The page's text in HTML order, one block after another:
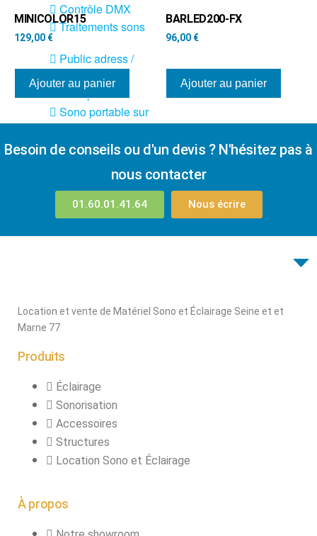
Contrôle DMX
Traitements sons
Public adress /
ligne 100V
Microphone
Sono portable sur
Espace DJ
Accessoires
Câbles et
X
MINICOLOR15
129,00 €
Ajouter au panier
BARLED200-FX
96,00 €
Ajouter au panier
Besoin de conseils ou d'un devis ? N'hésitez pas à
nous contacter
01.60.01.41.64 Nous écrire
Location et vente de Matériel Sono et Éclairage Seine et et
Marne 77
Produits
Éclairage
Sonorisation
Accessoires
Structures
Location Sono et Éclairage
À propos